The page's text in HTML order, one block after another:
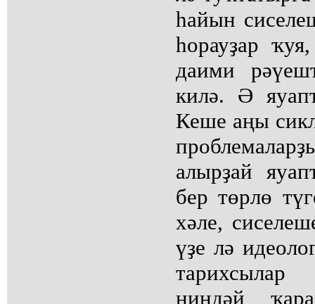
һайын
һорауҙар
даими
килә. Ә
Кеше аңы
алырҙай
бер төрлө
хәле,
үҙе лә
ниндәй